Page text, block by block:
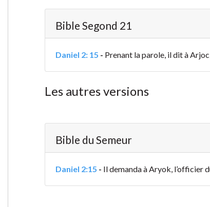
Bible Segond 21
Daniel 2: 15 - Prenant la parole, il dit à
Les autres versions
Bible du Semeur
Daniel 2:15 - Il demanda à Aryok, l’officier